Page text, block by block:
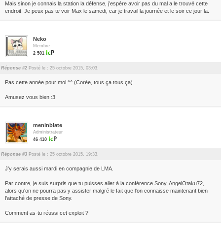
Mais sinon je connais la station la défense, j’espère avoir pas du mal a le trouvé cette
endroit. Je peux pas te voir Max le samedi, car je travail la journée et le soir ce jour la.
Neko
Membre
2 501
Réponse #2 Posté le : 25 octobre 2015, 03:03.
Pas cette année pour moi ^^ (Corée, tous ça tous ça)
Amusez vous bien :3
meninblate
Administrateur
46 410
Réponse #3 Posté le : 25 octobre 2015, 19:33.
J'y serais aussi mardi en compagnie de LMA.
Par contre, je suis surpris que tu puisses aller à la conférence Sony, AngelOtaku72,
alors qu'on ne pourra pas y assister malgré le fait que l'on connaisse maintenant bien
l'attaché de presse de Sony.
Comment as-tu réussi cet exploit ?